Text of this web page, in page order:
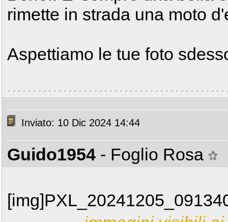
rimette in strada una moto
Aspettiamo le tue foto
Inviato: 10 Dic 2024 14:44
Guido1954 - Foglio Rosa